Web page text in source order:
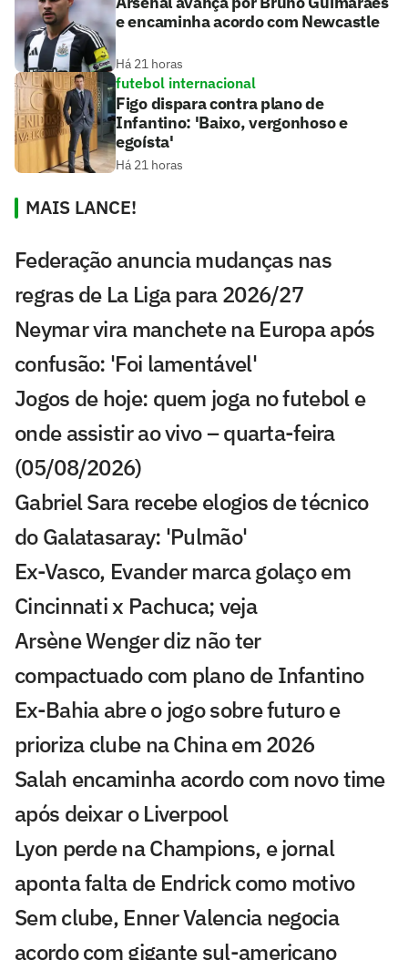
e encaminha acordo com Newcastle
Há 21 horas
futebol internacional
Figo dispara contra plano de
Infantino: 'Baixo, vergonhoso e
egoísta'
Há 21 horas
MAIS LANCE!
Federação anuncia mudanças nas
regras de La Liga para 2026/27
Neymar vira manchete na Europa após
confusão: 'Foi lamentável'
Jogos de hoje: quem joga no futebol e
onde assistir ao vivo – quarta-feira
(05/08/2026)
Gabriel Sara recebe elogios de técnico
do Galatasaray: 'Pulmão'
Ex-Vasco, Evander marca golaço em
Cincinnati x Pachuca; veja
Arsène Wenger diz não ter
compactuado com plano de Infantino
Ex-Bahia abre o jogo sobre futuro e
prioriza clube na China em 2026
Salah encaminha acordo com novo time
após deixar o Liverpool
Lyon perde na Champions, e jornal
aponta falta de Endrick como motivo
Sem clube, Enner Valencia negocia
acordo com gigante sul-americano